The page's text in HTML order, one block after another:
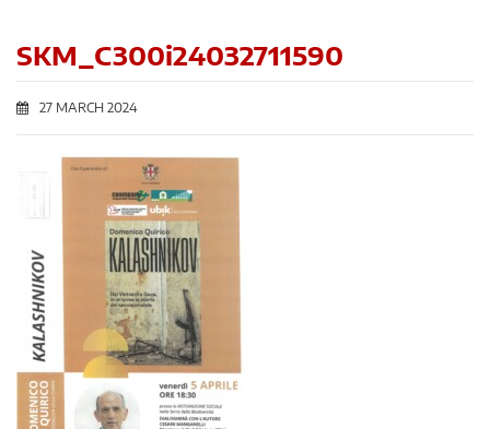
SKM_C300i24032711590
27 MARCH 2024